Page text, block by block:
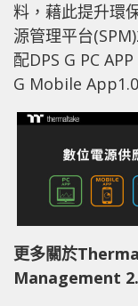
料，藉此提升環
源管理平台
配DPS G PC
G Mobile
更多關於
Management